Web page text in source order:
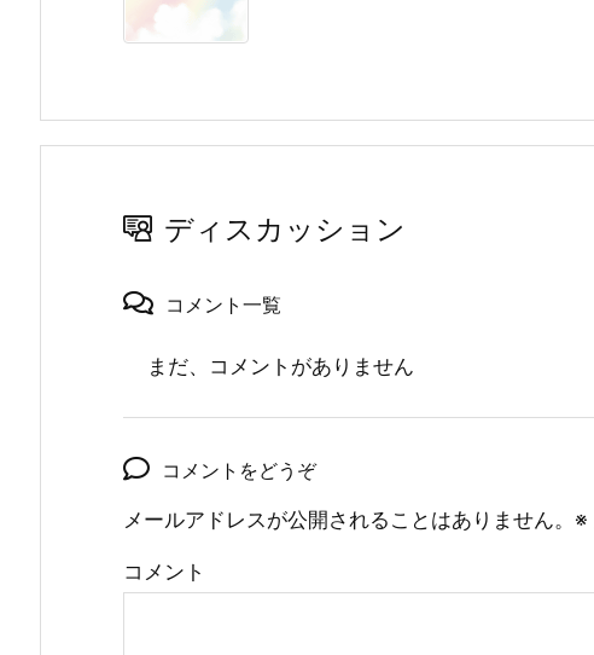
ディスカッション
コメント一覧
まだ、コメントがありません
コメントをどうぞ
メールアドレスが公開されることはありません。 ※
コメント